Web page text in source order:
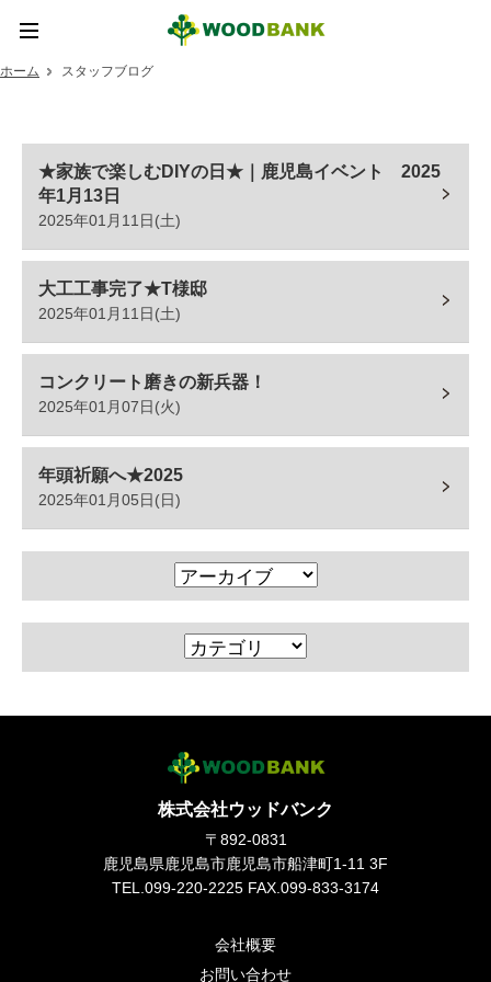
新着情報
ウッドバンクとは
ウッドバンクデザイン
取扱い商品
実績紹介
SDGsの取り組み
スタッフブログ
個人情報保護方針
サイトマップ
ホーム スタッフブログ
★家族で楽しむDIYの日★｜鹿児島イベント 2025
年1月13日
2025年01月11日(土)
大工工事完了★T様邸
2025年01月11日(土)
コンクリート磨きの新兵器！
2025年01月07日(火)
年頭祈願へ★2025
2025年01月05日(日)
株式会社ウッドバンク
〒892-0831
鹿児島県鹿児島市鹿児島市船津町1-11 3F
TEL.099-220-2225 FAX.099-833-3174
会社概要
お問い合わせ